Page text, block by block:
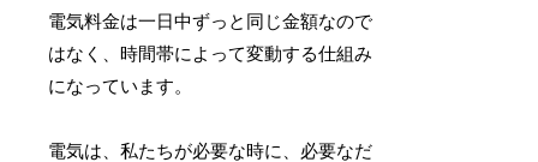
電気料金は一日中ずっと同じ金額なので
はなく、時間帯によって変動する仕組み
になっています。
電気は、私たちが必要な時に、必要なだ